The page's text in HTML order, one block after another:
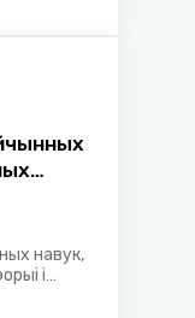
навук,
і